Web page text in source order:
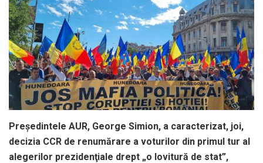
Preşedintele AUR, George Simion, a caracterizat, joi,
decizia CCR de renumărare a voturilor din primul tur al
alegerilor prezidenţiale drept „o lovitură de stat”,